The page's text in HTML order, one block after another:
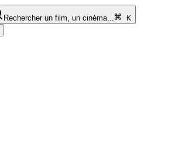
Rechercher un film, un cinéma...
K